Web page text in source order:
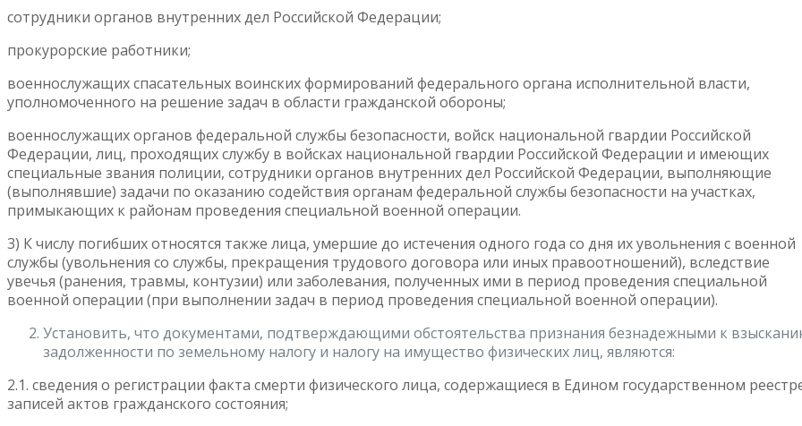
сотрудники органов внутренних дел Российской Федерации;
прокурорские работники;
военнослужащих спасательных воинских формирований федерального органа исполнительной власти,
уполномоченного на решение задач в области гражданской обороны;
военнослужащих органов федеральной службы безопасности, войск национальной гвардии Российской
Федерации, лиц, проходящих службу в войсках национальной гвардии Российской Федерации и имеющих
специальные звания полиции, сотрудники органов внутренних дел Российской Федерации, выполняющие
(выполнявшие) задачи по оказанию содействия органам федеральной службы безопасности на участках,
примыкающих к районам проведения специальной военной операции.
3) К числу погибших относятся также лица, умершие до истечения одного года со дня их увольнения с военной
службы (увольнения со службы, прекращения трудового договора или иных правоотношений), вследствие
увечья (ранения, травмы, контузии) или заболевания, полученных ими в период проведения специальной
военной операции (при выполнении задач в период проведения специальной военной операции).
Установить, что документами, подтверждающими обстоятельства признания безнадежными к
задолженности по земельному налогу и налогу на имущество физических лиц, являются:
2.1. сведения о регистрации факта смерти физического лица, содержащиеся в Едином государственном
записей актов гражданского состояния;